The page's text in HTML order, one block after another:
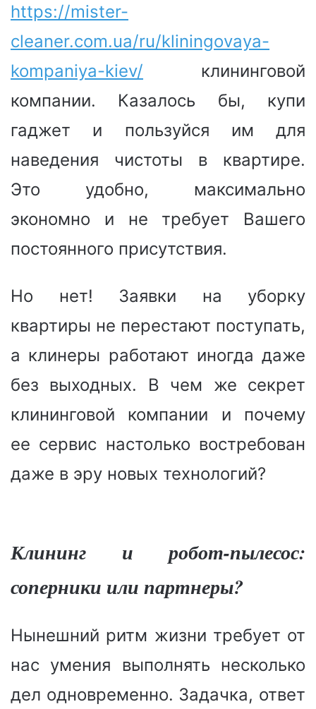
https://mister-
cleaner.com.ua/ru/kliningovaya-
kompaniya-kiev/ клининговой
компании. Казалось бы, купи
гаджет и пользуйся им для
наведения чистоты в квартире.
Это удобно, максимально
экономно и не требует Вашего
постоянного присутствия.
Но нет! Заявки на уборку
квартиры не перестают поступать,
а клинеры работают иногда даже
без выходных. В чем же секрет
клининговой компании и почему
ее сервис настолько востребован
даже в эру новых технологий?
Клининг и робот-пылесос:
соперники или партнеры?
Нынешний ритм жизни требует от
нас умения выполнять несколько
дел одновременно. Задачка, ответ